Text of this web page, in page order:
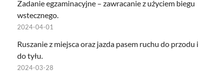
Zadanie egzaminacyjne – zawracanie z użyciem biegu
wstecznego.
2024-04-01
Ruszanie z miejsca oraz jazda pasem ruchu do przodu i
do tyłu.
2024-03-28